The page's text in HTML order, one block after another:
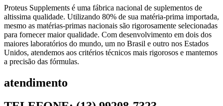
Proteus Supplements é uma fábrica nacional de suplementos de
altissima qualidade. Utilizando 80% de sua matéria-prima importada,
mesmo as matérias-primas nacionais são rigorosamente selecionadas
para fornecer maior qualidade. Com desenvolvimento em dois dos
maiores laboratórios do mundo, um no Brasil e outro nos Estados
Unidos, atendemos aos critérios técnicos mais rigorosos e mantemos
a precisão das fórmulas.
atendimento